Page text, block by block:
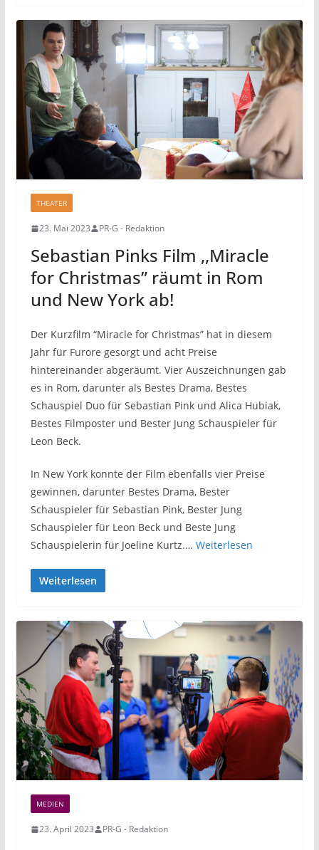
THEATER
23. Mai 2023 PR-G - Redaktion
Sebastian Pinks Film ,,Miracle
for Christmas” räumt in Rom
und New York ab!
Der Kurzfilm “Miracle for Christmas” hat in diesem
Jahr für Furore gesorgt und acht Preise
hintereinander abgeräumt. Vier Auszeichnungen gab
es in Rom, darunter als Bestes Drama, Bestes
Schauspiel Duo für Sebastian Pink und Alica Hubiak,
Bestes Filmposter und Bester Jung Schauspieler für
Leon Beck.
In New York konnte der Film ebenfalls vier Preise
gewinnen, darunter Bestes Drama, Bester
Schauspieler für Sebastian Pink, Bester Jung
Schauspieler für Leon Beck und Beste Jung
Schauspielerin für Joeline Kurtz.… Weiterlesen
Weiterlesen
MEDIEN
23. April 2023 PR-G - Redaktion